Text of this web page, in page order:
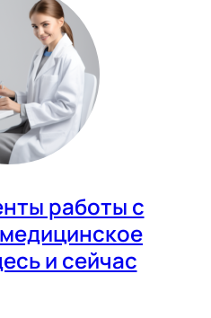
работы с
и сейчас